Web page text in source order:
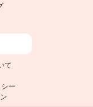
て
ー